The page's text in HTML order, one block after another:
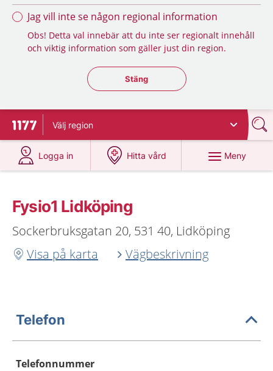
Jag vill inte se någon regional information
Obs! Detta val innebär att du inte ser regionalt innehåll
och viktig information som gäller just din region.
Stäng regionsväljaren
Stäng
Till startsidan för 1177
Välj region
Logga in
på 1177.se
Hitta vård
på 1177.se
Meny
Fysio1 Lidköping
Sockerbruksgatan 20, 531 40, Lidköping
Visa på karta
Vägbeskrivning
Telefon
Telefonnummer